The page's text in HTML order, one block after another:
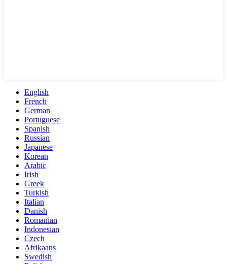
English
French
German
Portuguese
Spanish
Russian
Japanese
Korean
Arabic
Irish
Greek
Turkish
Italian
Danish
Romanian
Indonesian
Czech
Afrikaans
Swedish